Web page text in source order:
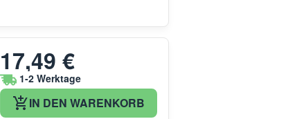
17,49 €
1-2 Werktage
IN DEN WARENKORB